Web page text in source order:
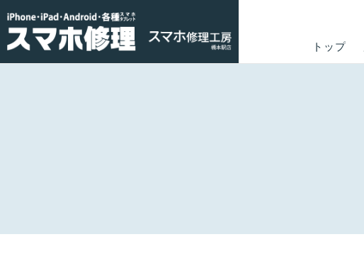
トップ